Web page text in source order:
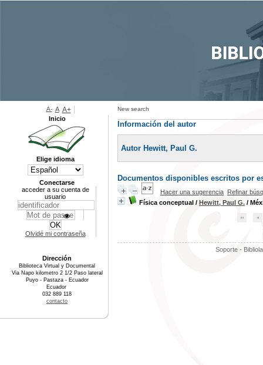
New search
Información del autor
Autor Hewitt, Paul G.
Documentos disponibles escritos por
Hacer una sugerencia Refinar
Física conceptual / Hewitt, Paul G. /
Soporte -
A- A A+
Inicio
Elige idioma
Conectarse
acceder a su cuenta de
usuario
Olvidé mi contraseña
Dirección
Biblioteca Virtual y Documental
Via Napo kilometro 2 1/2 Paso lateral
Puyo - Pastaza - Ecuador
Ecuador
032 889 118
contacto